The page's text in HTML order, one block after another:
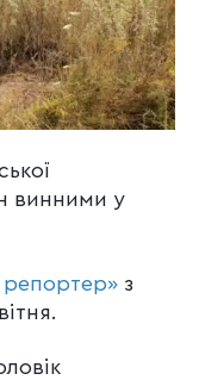
винними у
з